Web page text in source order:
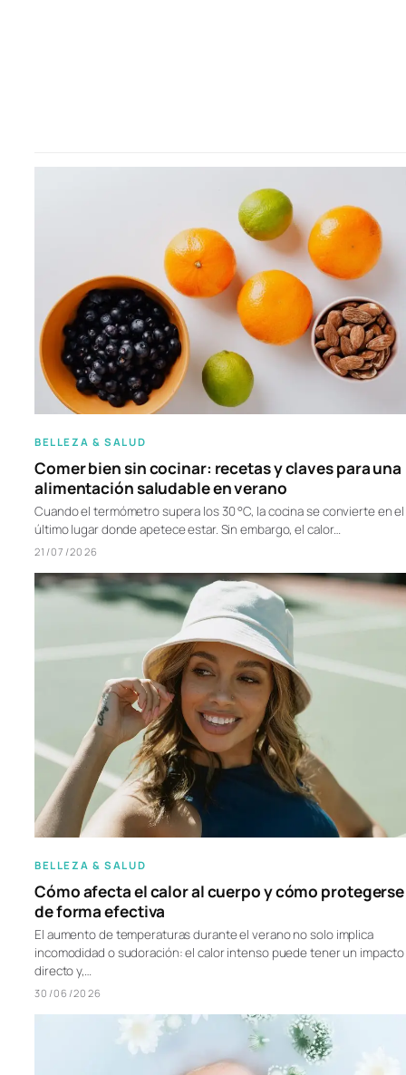
BELLEZA & SALUD
Comer bien sin cocinar: recetas y claves para una
alimentación saludable en verano
Cuando el termómetro supera los 30 °C, la cocina se convierte en el
último lugar donde apetece estar. Sin embargo, el calor…
21/07/2026
BELLEZA & SALUD
Cómo afecta el calor al cuerpo y cómo protegerse
de forma efectiva
El aumento de temperaturas durante el verano no solo implica
incomodidad o sudoración: el calor intenso puede tener un impacto
directo y,…
30/06/2026